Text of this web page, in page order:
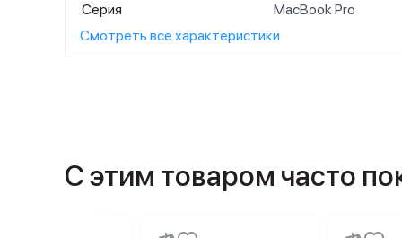
Серия
MacBook Pro
Смотреть все характеристики
С этим товаром часто